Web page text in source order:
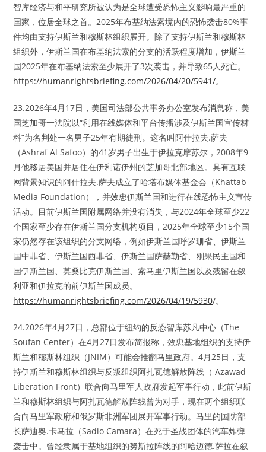
智库经济与和平研究所被认为是全球遭受恐怖主义影响最严重的
国家，位居全球之首。2025年布基纳法索境内的恐怖袭击80%事
件均由支持伊斯兰和穆斯林组织展开。除了支持伊斯兰和穆斯林
组织外，伊斯兰国在布基纳法索的分支的活跃程度增加，伊斯兰
国2025年在布基纳法索至少展开了3次袭击，并导致65人死亡。
https://humanrightsbriefing.com/2026/04/20/5941/。
23.2026年4月17日，美国司法部公共事务办公室发布消息称，美
国芝加哥一法院以“利用在线媒体和平台传播涉及伊斯兰国宣传材
料”为名判处一名男子25年有期徒刑。这名叫阿什拉夫.萨夫
（Ashraf Al Safoo）的41岁男子出生于伊拉克摩苏尔，2008年9
月他移居美国并居住在伊利诺伊州的芝加哥北部地区。具有互联
网背景知识的阿什拉夫.萨夫成立了哈塔布媒体基金会（Khattab
Media Foundation），并效忠伊斯兰国和进行在线恐怖主义宣传
活动。目前伊斯兰国附属网络并没有消失，与2024年全球至少22
个国家至少存在伊斯兰国分支机构项目，2025年全球至少15个国
家仍然存在该组织的分支网络，例如伊斯兰国呼罗珊省、伊斯兰
国中非省、伊斯兰国西非省、伊斯兰国萨赫勒省、刚果民主国和
国伊斯兰国、莫桑比克伊斯兰国、索马里伊斯兰国以及残留在叙
利亚和伊拉克的前伊斯兰国成员。
https://humanrightsbriefing.com/2026/04/19/5930/。
24.2026年4月27日，总部位于纽约的反恐智库苏凡中心（The
Soufan Center）在4月27日发布简报称，效忠基地组织的支持伊
斯兰和穆斯林组织（JNIM）可能会推翻马里政府。4月25日，支
持伊斯兰和穆斯林组织与反叛组织阿扎瓦德解放阵线（ Azawad
Liberation Front）联合向马里军人政府发起军事行动，此前伊斯
兰和穆斯林组织与阿扎瓦德解放阵线曾为对手，现在两个组织联
合向马里军政府和俄罗斯非洲军团展开军事行动。马里的国防部
长萨迪奥.卡马拉（Sadio Camara）在死于圣战团体的汽车炸弹
袭击中。曾经隶属于基地组织的努斯拉阵线的阿哈迈德.萨拉在叙